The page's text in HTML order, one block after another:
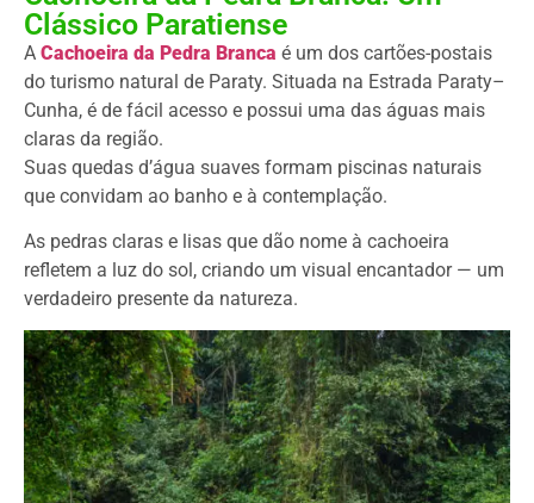
Clássico Paratiense
A Cachoeira da Pedra Branca é um dos cartões-postais
do turismo natural de Paraty. Situada na Estrada Paraty–
Cunha, é de fácil acesso e possui uma das águas mais
claras da região.
Suas quedas d’água suaves formam piscinas naturais
que convidam ao banho e à contemplação.
As pedras claras e lisas que dão nome à cachoeira
refletem a luz do sol, criando um visual encantador — um
verdadeiro presente da natureza.